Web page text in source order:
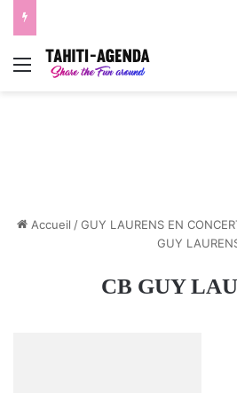
Menu
Accueil / GUY LAURENS EN
GUY
CB GUY